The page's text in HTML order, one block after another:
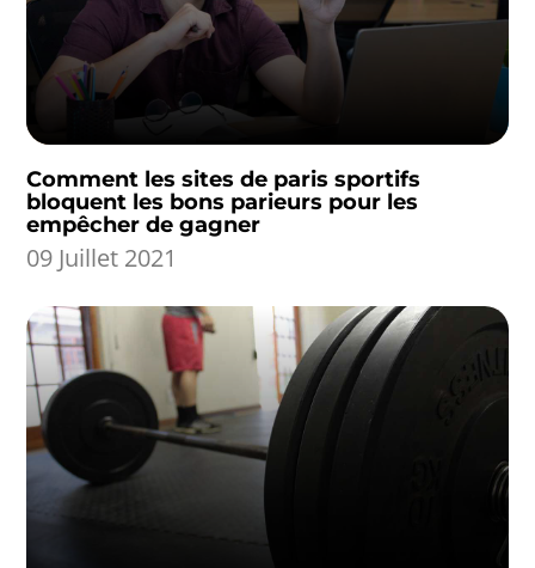
Comment les sites de paris sportifs
bloquent les bons parieurs pour les
empêcher de gagner
09 Juillet 2021